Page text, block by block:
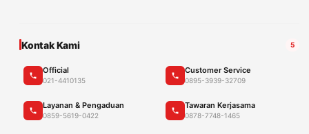
Kontak Kami 5
Official
021-4410135
Customer Service
0895-3939-32709
Layanan & Pengaduan
0859-5619-0422
Tawaran Kerjasama
0878-7748-1465